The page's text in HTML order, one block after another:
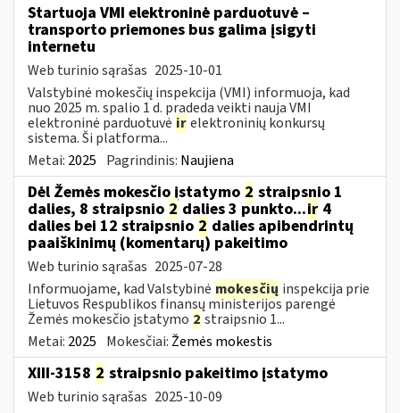
Startuoja VMI elektroninė parduotuvė –
transporto priemones bus galima įsigyti
internetu
Web turinio sąrašas 2025-10-01
Valstybinė mokesčių inspekcija (VMI) informuoja, kad
nuo 2025 m. spalio 1 d. pradeda veikti nauja VMI
elektroninė parduotuvė irelektroninių konkursų
sistema. Ši platforma...
Metai: 2025 Pagrindinis: Naujiena
Dėl Žemės mokesčio įstatymo 2 straipsnio 1
dalies, 8 straipsnio 2 dalies 3 punkto...ir 4
dalies bei 12 straipsnio 2 dalies apibendrintų
paaiškinimų (komentarų) pakeitimo
Web turinio sąrašas 2025-07-28
Informuojame, kad Valstybinė mokesčių inspekcija prie
Lietuvos Respublikos finansų ministerijos parengė
Žemės mokesčio įstatymo 2 straipsnio 1...
Metai: 2025 Mokesčiai: Žemės mokestis
XIII-3158 2 straipsnio pakeitimo įstatymo
Web turinio sąrašas 2025-10-09